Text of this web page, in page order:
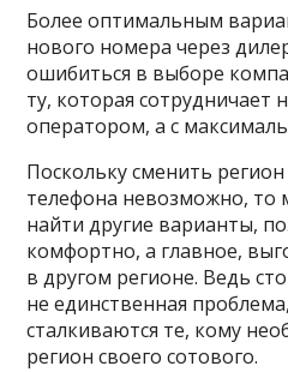
Более оптимальным
нового номера через
ошибиться в выборе
ту, которая сотрудничает
оператором, а с
Поскольку сменить
телефона невозможно, то
найти другие варианты,
комфортно, а главное,
в другом регионе. Ведь
не единственная
сталкиваются те, кому
регион своего сотового.